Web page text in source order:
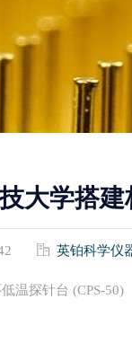
闭循环极低温探
低温磁场探
ICE低温恒温
磁场产品
MPI TS200+Nano5G矢量负载拉力测量
压大电流测试、
、PCB板级测试等
大学搭
英铂科学仪
温探针台 (CPS-50)